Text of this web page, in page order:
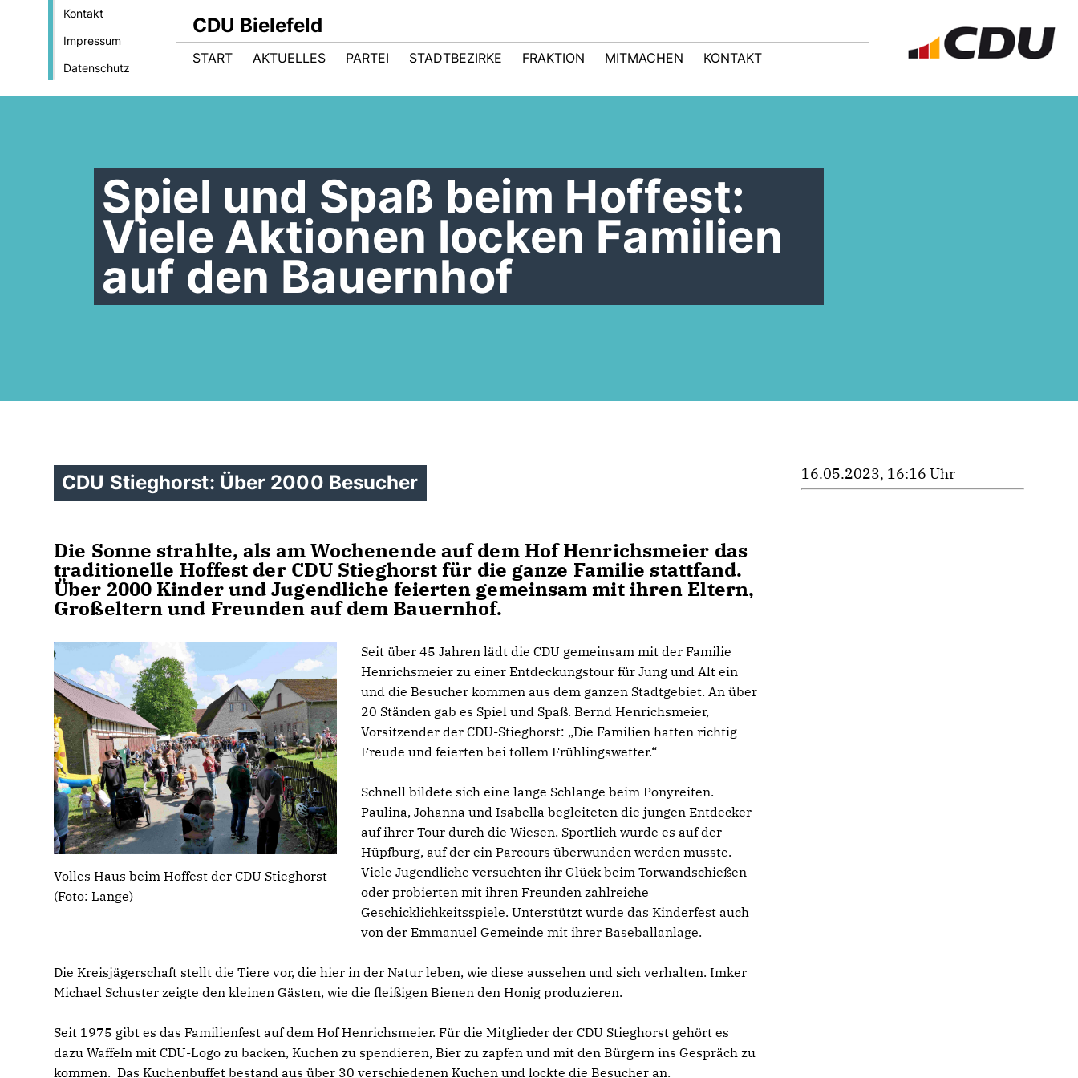
Kontakt
Impressum
Datenschutz
CDU Bielefeld
START AKTUELLES PARTEI STADTBEZIRKE FRAKTION MITMACHEN KONTAKT
Spiel und Spaß beim Hoffest:
Viele Aktionen locken Familien
auf den Bauernhof
CDU Stieghorst: Über 2000 Besucher
Die Sonne strahlte, als am Wochenende auf dem Hof Henrichsmeier das
traditionelle Hoffest der CDU Stieghorst für die ganze Familie stattfand.
Über 2000 Kinder und Jugendliche feierten gemeinsam mit ihren Eltern,
Großeltern und Freunden auf dem Bauernhof.
Volles Haus beim Hoffest der CDU Stieghorst
(Foto: Lange)
Seit über 45 Jahren lädt die CDU gemeinsam mit der Familie
Henrichsmeier zu einer Entdeckungstour für Jung und Alt ein
und die Besucher kommen aus dem ganzen Stadtgebiet. An über
20 Ständen gab es Spiel und Spaß. Bernd Henrichsmeier,
Vorsitzender der CDU-Stieghorst: „Die Familien hatten richtig
Freude und feierten bei tollem Frühlingswetter.“
Schnell bildete sich eine lange Schlange beim Ponyreiten.
Paulina, Johanna und Isabella begleiteten die jungen Entdecker
auf ihrer Tour durch die Wiesen. Sportlich wurde es auf der
Hüpfburg, auf der ein Parcours überwunden werden musste.
Viele Jugendliche versuchten ihr Glück beim Torwandschießen
oder probierten mit ihren Freunden zahlreiche
Geschicklichkeitsspiele. Unterstützt wurde das Kinderfest auch
von der Emmanuel Gemeinde mit ihrer Baseballanlage.
Die Kreisjägerschaft stellt die Tiere vor, die hier in der Natur leben, wie diese aussehen und sich verhalten. Imker
Michael Schuster zeigte den kleinen Gästen, wie die fleißigen Bienen den Honig produzieren.
Seit 1975 gibt es das Familienfest auf dem Hof Henrichsmeier. Für die Mitglieder der CDU Stieghorst gehört es
dazu Waffeln mit CDU-Logo zu backen, Kuchen zu spendieren, Bier zu zapfen und mit den Bürgern ins Gespräch zu
kommen. Das Kuchenbuffet bestand aus über 30 verschiedenen Kuchen und lockte die Besucher an.
16.05.2023, 16:16 Uhr